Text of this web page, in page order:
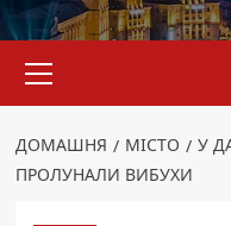
меню
ДОМАШНЯ МІСТО
У
ПРОЛУНАЛИ ВИБУХИ